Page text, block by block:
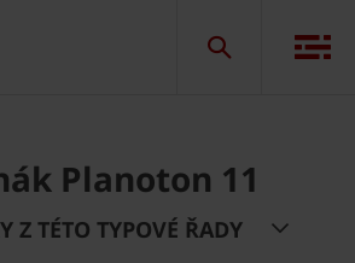
Planoton 11
Z TÉTO TYPOVÉ ŘADY